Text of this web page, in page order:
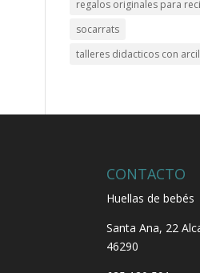
regalos originales para
socarrats
talleres didacticos con
CONTACTO
Huellas de bebés
Santa Ana, 22
46290